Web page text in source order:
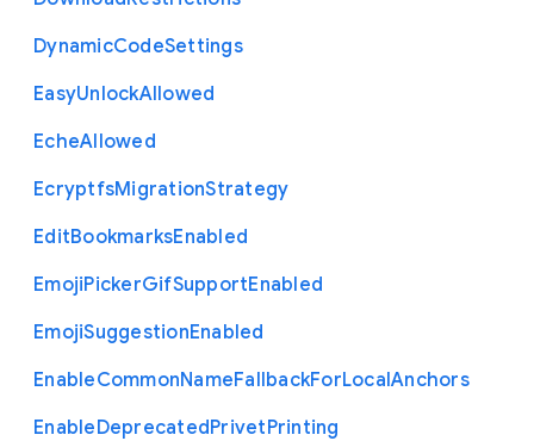
DynamicCodeSettings
EasyUnlockAllowed
EcheAllowed
EcryptfsMigrationStrategy
EditBookmarksEnabled
EmojiPickerGifSupportEnabled
EmojiSuggestionEnabled
EnableCommonNameFallbackForLocalAnchors
EnableDeprecatedPrivetPrinting